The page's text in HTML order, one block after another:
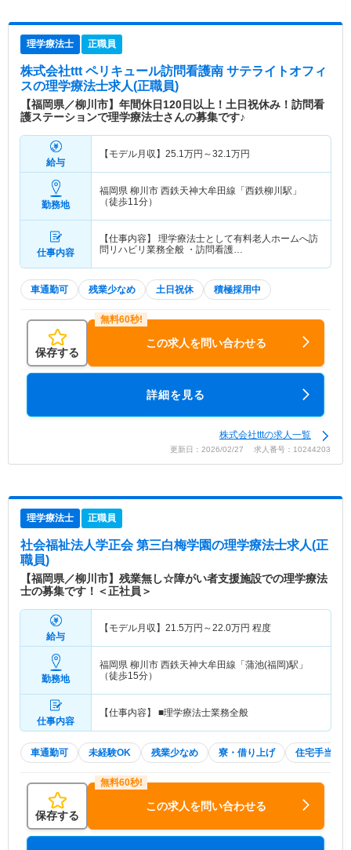
理学療法士 正職員
株式会社ttt ペリキュール訪問看護南 サテライトオフィ
スの理学療法士求人(正職員)
【福岡県／柳川市】年間休日120日以上！土日祝休み！訪問看
護ステーションで理学療法士さんの募集です♪
給与
【モデル月収】 25.1万円～32.1万円
勤務地
福岡県 柳川市 西鉄天神大牟田線「西鉄柳川駅」
（徒歩11分）
仕事内容
【仕事内容】 理学療法士として有料老人ホームへ訪
問リハビリ業務全般 ・訪問看護…
車通勤可 残業少なめ 土日祝休 積極採用中
保存する
この求人を問い合わせる
詳細を見る
株式会社tttの求人一覧
更新日：2026/02/27 求人番号：10244203
理学療法士 正職員
社会福祉法人学正会 第三白梅学園の理学療法士求人(正
職員)
【福岡県／柳川市】残業無し☆障がい者支援施設での理学療法
士の募集です！＜正社員＞
給与
【モデル月収】 21.5万円～22.0万円 程度
勤務地
福岡県 柳川市 西鉄天神大牟田線「蒲池(福岡)駅」
（徒歩15分）
仕事内容
【仕事内容】 ■理学療法士業務全般
車通勤可 未経験OK 残業少なめ 寮・借り上げ 住宅手当・
保存する
この求人を問い合わせる